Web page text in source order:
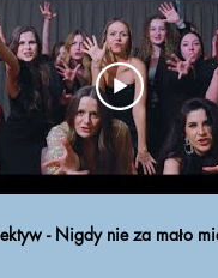
- Nigdy nie za mało